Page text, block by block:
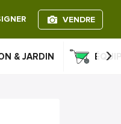
VENDRE
& JARDIN ›